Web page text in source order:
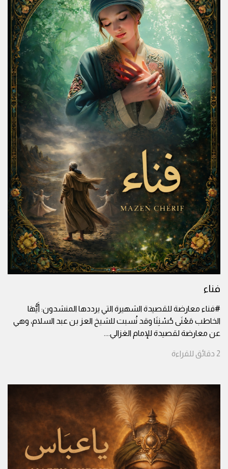
فناء
#فناء معارضة للقصيدة الشهيرة التي يرددها المنشدون: أَيُّهَا
الخاطب مَعْنَى حُسْنِنَا وقد نُسبت للشيخ العز بن عبد السلام، وهي
عن معارضة لقصيدة للإمام الغزالي....
2 دقائق للقراءة